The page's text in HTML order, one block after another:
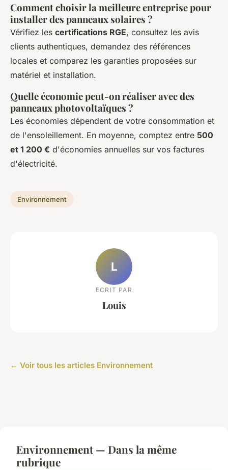
Comment choisir la meilleure entreprise pour
installer des panneaux solaires ?
Vérifiez les certifications RGE, consultez les avis
clients authentiques, demandez des références
locales et comparez les garanties proposées sur
matériel et installation.
Quelle économie peut-on réaliser avec des
panneaux photovoltaïques ?
Les économies dépendent de votre consommation et
de l'ensoleillement. En moyenne, comptez entre 500
et 1 200 € d'économies annuelles sur vos factures
d'électricité.
Environnement
L
ECRIT PAR
Louis
← Voir tous les articles Environnement
Environnement — Dans la même
rubrique